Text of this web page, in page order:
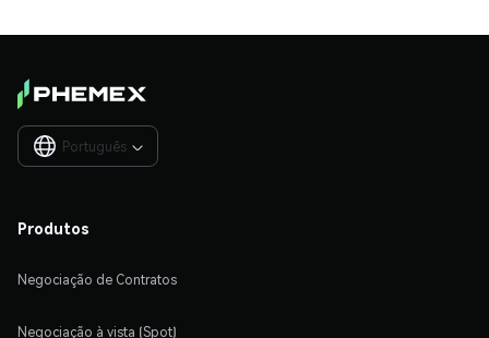
Português 
Produtos
Negociação de Contratos
Negociação à vista (Spot)